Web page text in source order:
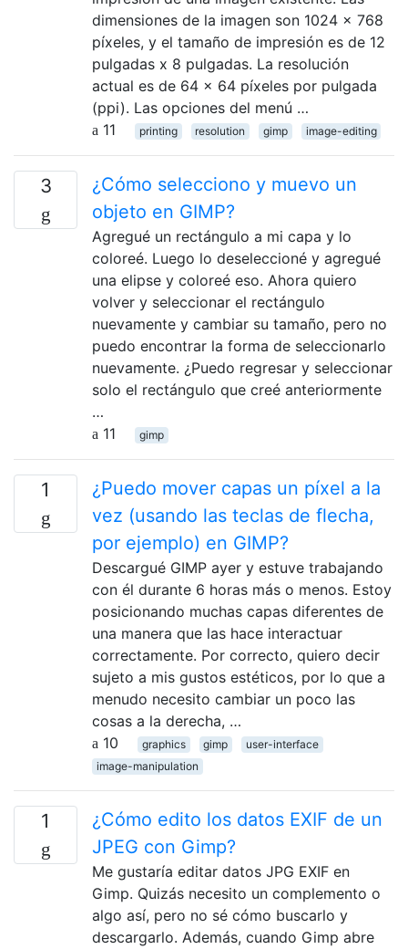
dimensiones de la imagen son 1024 x 768
píxeles, y el tamaño de impresión es de 12
pulgadas x 8 pulgadas. La resolución
actual es de 64 x 64 píxeles por pulgada
(ppi). Las opciones del menú …
11
printing resolution gimp image-editing
3
¿Cómo selecciono y muevo un
objeto en GIMP?
Agregué un rectángulo a mi capa y lo
coloreé. Luego lo deseleccioné y agregué
una elipse y coloreé eso. Ahora quiero
volver y seleccionar el rectángulo
nuevamente y cambiar su tamaño, pero no
puedo encontrar la forma de seleccionarlo
nuevamente. ¿Puedo regresar y seleccionar
solo el rectángulo que creé anteriormente
…
11
gimp
1
¿Puedo mover capas un píxel a la
vez (usando las teclas de flecha,
por ejemplo) en GIMP?
Descargué GIMP ayer y estuve trabajando
con él durante 6 horas más o menos. Estoy
posicionando muchas capas diferentes de
una manera que las hace interactuar
correctamente. Por correcto, quiero decir
sujeto a mis gustos estéticos, por lo que a
menudo necesito cambiar un poco las
cosas a la derecha, …
10
graphics gimp
user-interface
image-manipulation
1
¿Cómo edito los datos EXIF ​​de un
JPEG con Gimp?
Me gustaría editar datos JPG EXIF ​​en
Gimp. Quizás necesito un complemento o
algo así, pero no sé cómo buscarlo y
descargarlo. Además, cuando Gimp abre